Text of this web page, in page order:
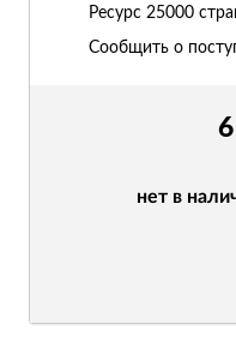
нет в
Ресурс 25000
Сообщить о